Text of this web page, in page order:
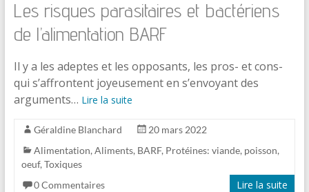
Les risques parasitaires et bactériens
de l’alimentation BARF
Il y a les adeptes et les opposants, les pros- et cons-
qui s’affrontent joyeusement en s’envoyant des
arguments… Lire la suite
Géraldine Blanchard
20 mars 2022
Alimentation, Aliments, BARF, Protéines: viande, poisson,
oeuf, Toxiques
0 Commentaires
Lire la suite